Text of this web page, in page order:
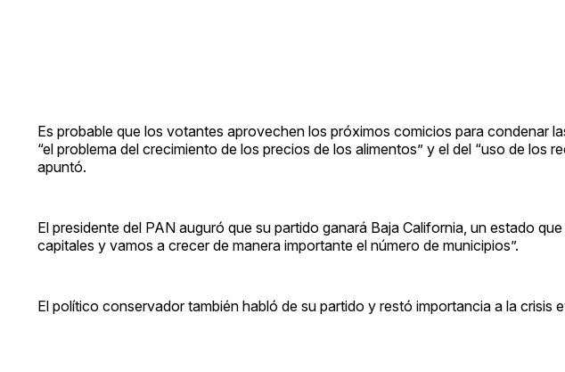
Es probable que los votantes aprovechen los próximos comicios para condenar
“el problema del crecimiento de los precios de los alimentos” y el del “uso de los
apuntó.
El presidente del PAN auguró que su partido ganará Baja California, un estado
capitales y vamos a crecer de manera importante el número de municipios”.
El político conservador también habló de su partido y restó importancia a la crisis